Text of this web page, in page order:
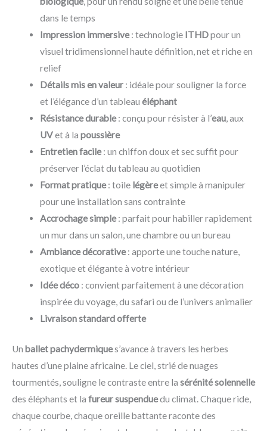
dans le temps
Impression immersive: technologie ITHDpour un
visuel tridimensionnel haute définition, net et riche en
relief
Détails mis en valeur: idéale pour souligner la force
et l’élégance d’un tableau éléphant
Résistance durable: conçu pour résister à l’eau, aux
UVet à la poussière
Entretien facile: un chiffon doux et sec suffit pour
préserver l’éclat du tableau au quotidien
Format pratique: toile légèreet simple à manipuler
pour une installation sans contrainte
Accrochage simple: parfait pour habiller rapidement
un mur dans un salon, une chambre ou un bureau
Ambiance décorative: apporte une touche nature,
exotique et élégante à votre intérieur
Idée déco: convient parfaitement à une décoration
inspirée du voyage, du safari ou de l’univers animalier
Livraison standard offerte
Un ballet pachydermiques’avance à travers les herbes
hautes d’une plaine africaine. Le ciel, strié de nuages
tourmentés, souligne le contraste entre la sérénité solennelle
des éléphants et la fureur suspenduedu climat. Chaque ride,
chaque courbe, chaque oreille battante raconte des